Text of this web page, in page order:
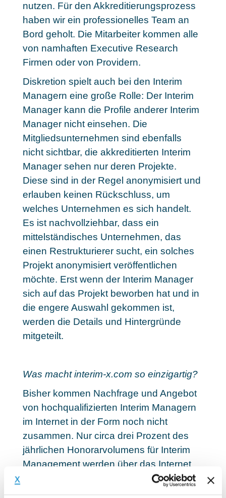
nutzen. Für den Akkreditierungsprozess
haben wir ein professionelles Team an
Bord geholt. Die Mitarbeiter kommen alle
von namhaften Executive Research
Firmen oder von Providern.
Diskretion spielt auch bei den Interim
Managern eine große Rolle: Der Interim
Manager kann die Profile anderer Interim
Manager nicht einsehen. Die
Mitgliedsunternehmen sind ebenfalls
nicht sichtbar, die akkreditierten Interim
Manager sehen nur deren Projekte.
Diese sind in der Regel anonymisiert und
erlauben keinen Rückschluss, um
welches Unternehmen es sich handelt.
Es ist nachvollziehbar, dass ein
mittelständisches Unternehmen, das
einen Restrukturierer sucht, ein solches
Projekt anonymisiert veröffentlichen
möchte. Erst wenn der Interim Manager
sich auf das Projekt beworben hat und in
die engere Auswahl gekommen ist,
werden die Details und Hintergründe
mitgeteilt.
Was macht interim-x.com so einzigartig?
Bisher kommen Nachfrage und Angebot
von hochqualifizierten Interim Managern
im Internet in der Form noch nicht
zusammen. Nur circa drei Prozent des
jährlichen Honorarvolumens für Interim
Management werden über das Internet
vermittelt beziehungsweise angebahnt.
Das bedeutet, das Internet wird als